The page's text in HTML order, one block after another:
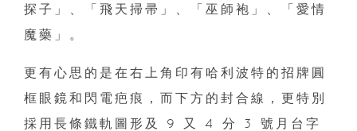
探子」、「飛天掃帚」、「巫師袍」、「愛情
魔藥」。
更有心思的是在右上角印有哈利波特的招牌圓
框眼鏡和閃電疤痕，而下方的封合線，更特別
採用長條鐵軌圖形及 9 又 4 分 3 號月台字